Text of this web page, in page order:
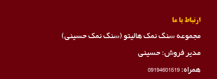
ارتباط با ما
مجموعه سنگ نمک هالیتو (سنگ نمک حسینی)
مدیر فروش: حسینی
همراه:09194601519